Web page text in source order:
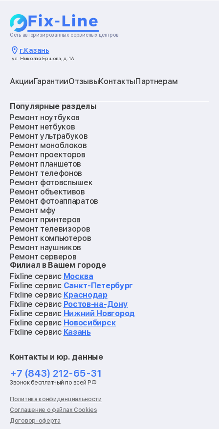
Сеть авторизированных сервисных центров
г.Казань
ул. Николая Ершова, д. 1А
АкцииГарантииОтзывыКонтактыПартнерам
Популярные разделы
Ремонт ноутбуков
Ремонт нетбуков
Ремонт ультрабуков
Ремонт моноблоков
Ремонт проекторов
Ремонт планшетов
Ремонт телефонов
Ремонт фотовспышек
Ремонт объективов
Ремонт фотоаппаратов
Ремонт мфу
Ремонт принтеров
Ремонт телевизоров
Ремонт компьютеров
Ремонт наушников
Ремонт серверов
Ремонт мониторов
Ремонт квадрокоптеров
Ремонт электросамокатов
Ремонт материнских плат
Ремонт видеокарт
Ремонт кофемашин
Ремонт vr систем
Ремонт игровых приставок
Ремонт роботов-пылесосов
Ремонт холодильников
Ремонт стиральных машин
Ремонт пылесосов
Ремонт варочных панелей
Ремонт духовых шкафов
Ремонт кондиционеров
Ремонт кухонных комбайнов
Филиал в Вашем городе
Fixline сервис Москва
Fixline сервис Санкт-Петербург
Fixline сервис Краснодар
Fixline сервис Ростов-на-Дону
Fixline сервис Нижний Новгород
Fixline сервис Новосибирск
Fixline сервис Казань
Контакты и юр. данные
+7 (843) 212-65-31
Звонок бесплатный по всей РФ
Политика конфиденциальности
Соглашение о файлах Cookies
Договор-оферта